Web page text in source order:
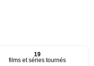
19
films et séries tournés